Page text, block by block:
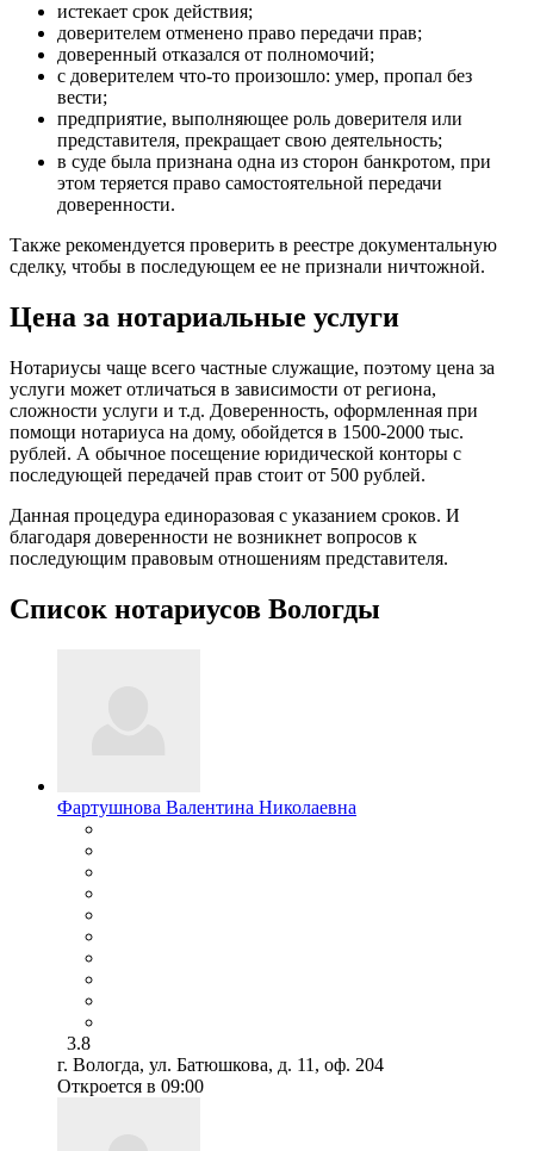
истекает срок действия;
доверителем отменено право передачи прав;
доверенный отказался от полномочий;
с доверителем что-то произошло: умер, пропал без
вести;
предприятие, выполняющее роль доверителя или
представителя, прекращает свою деятельность;
в суде была признана одна из сторон банкротом, при
этом теряется право самостоятельной передачи
доверенности.
Также рекомендуется проверить в реестре документальную
сделку, чтобы в последующем ее не признали ничтожной.
Цена за нотариальные услуги
Нотариусы чаще всего частные служащие, поэтому цена за
услуги может отличаться в зависимости от региона,
сложности услуги и т.д. Доверенность, оформленная при
помощи нотариуса на дому, обойдется в 1500-2000 тыс.
рублей. А обычное посещение юридической конторы с
последующей передачей прав стоит от 500 рублей.
Данная процедура единоразовая с указанием сроков. И
благодаря доверенности не возникнет вопросов к
последующим правовым отношениям представителя.
Список нотариусов Вологды
Фартушнова Валентина Николаевна
3.8
г. Вологда, ул. Батюшкова, д. 11, оф. 204
Откроется в 09:00